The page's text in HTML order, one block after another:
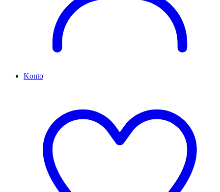
Konto